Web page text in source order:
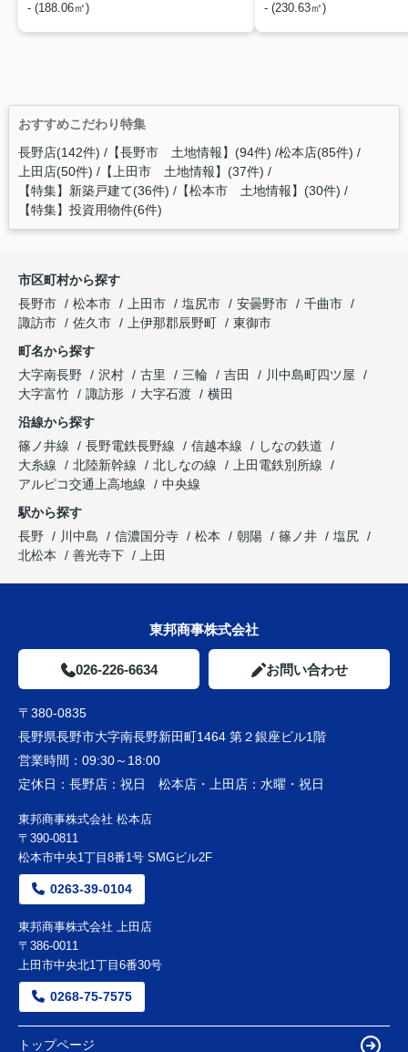
- (188.06㎡)
- (230.63㎡)
おすすめこだわり特集
長野店(142件) 【長野市 土地情報】(94件) 松本店(85件)
上田店(50件) 【上田市 土地情報】(37件)
【特集】新築戸建て(36件) 【松本市 土地情報】(30件)
【特集】投資用物件(6件)
市区町村から探す
長野市
松本市 上田市 塩尻市 安曇野市
千曲市
諏訪市
佐久市 上伊那郡辰野町
東御市
町名から探す
大字南長野
沢村 古里 三輪 吉田
川中島町四ツ屋
大字富竹
諏訪形 大字石渡
横田
沿線から探す
篠ノ井線
長野電鉄長野線 信越本線
しなの鉄道
大糸線
北陸新幹線 北しなの線
上田電鉄別所線
アルピコ交通上高地線
中央線
駅から探す
長野
川中島 信濃国分寺 松本 朝陽 篠ノ井
塩尻
北松本
善光寺下 上田
東邦商事株式会社
026-226-6634 お問い合わせ
〒380-0835
長野県長野市大字南長野新田町1464 第２銀座ビル1階
営業時間： 09:30～18:00
定休日： 長野店：祝日 松本店・上田店：水曜・祝日
東邦商事株式会社 松本店
〒390-0811
松本市中央1丁目8番1号 SMGビル2F
0263-39-0104
東邦商事株式会社 上田店
〒386-0011
上田市中央北1丁目6番30号
0268-75-7575
トップページ